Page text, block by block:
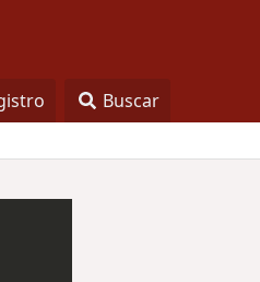
Buscar